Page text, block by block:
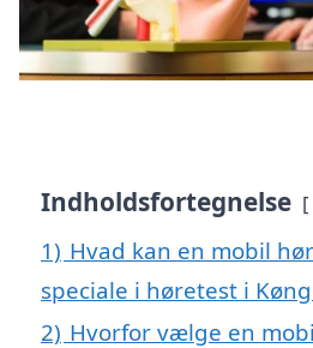
Indholdsfortegnelse
1) Hvad kan en mobil
speciale i høretest i
2) Hvorfor vælge en